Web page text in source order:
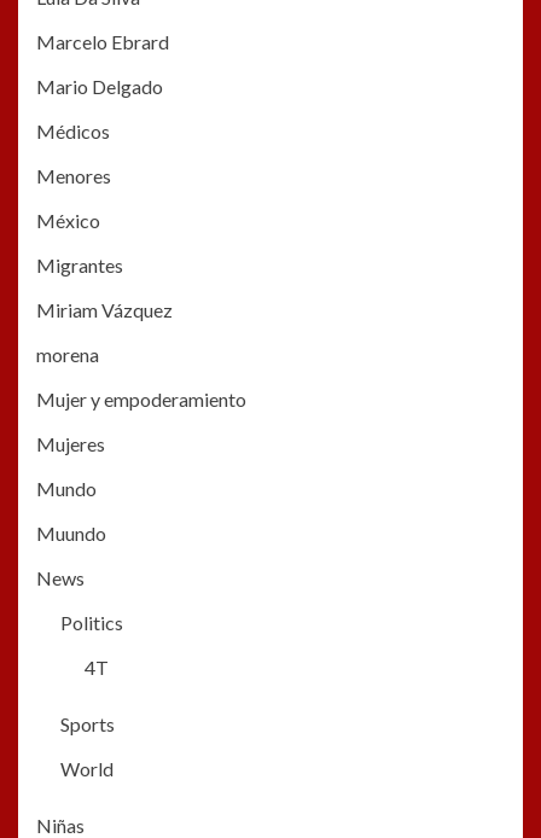
Marcelo Ebrard
Mario Delgado
Médicos
Menores
México
Migrantes
Miriam Vázquez
morena
Mujer y empoderamiento
Mujeres
Mundo
Muundo
News
Politics
4T
Sports
World
Niñas